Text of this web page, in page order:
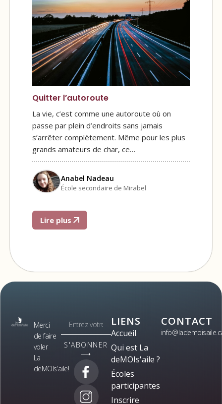
Quitter l’autoroute
La vie, c’est comme une autoroute où on
passe par plein d’endroits sans jamais
s’arrêter complètement. Même pour les plus
grands amateurs de char, ce…
Anabel Nadeau
École secondaire de Mirabel
Lire plus
Merci
de faire
voler
La
deMOIs’aile!
S'ABONNER
⟶
LIENS
Accueil
Qui est La
deMOIs'aile ?
Écoles
participantes
Inscrire
CONTACT